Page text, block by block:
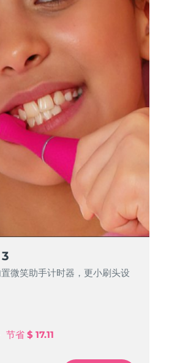
微笑助手计时器，更小刷头设
节省 $ 17.11
微笑助手计时器，更小刷头设
节省 $ 17.11
微笑助手计时器，更小刷头设
节省 $ 17.11
8/8/26
8/9/26
8/13/26
预计送达日期